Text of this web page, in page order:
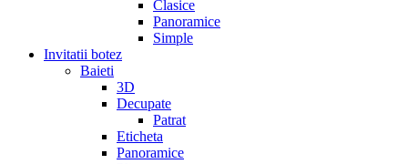
Clasice
Panoramice
Simple
Invitatii botez
Baieti
3D
Decupate
Patrat
Eticheta
Panoramice